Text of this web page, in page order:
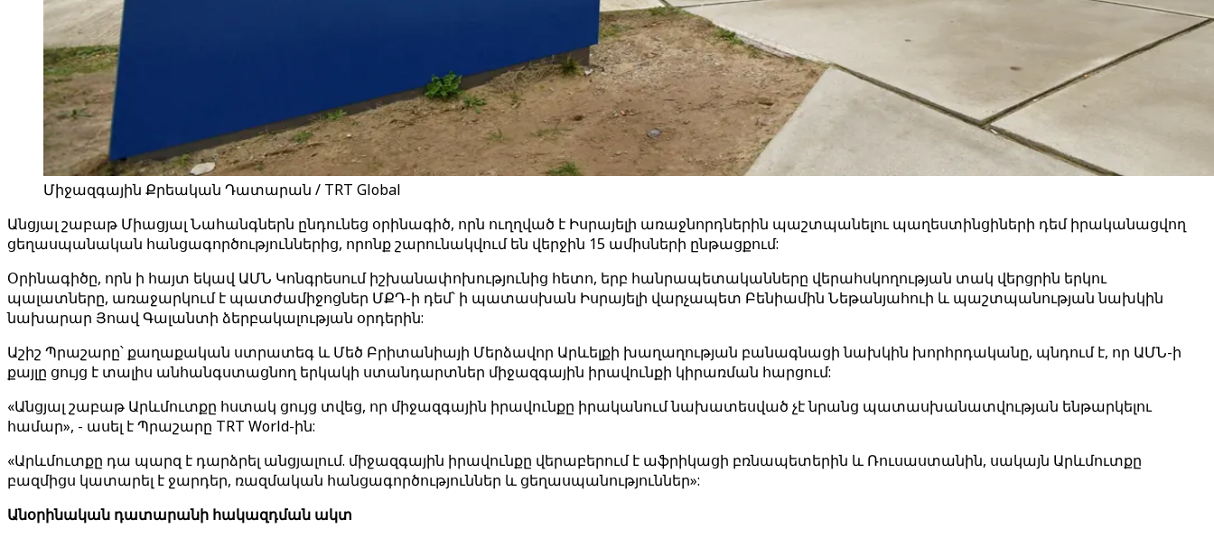
Միջազգային Քրեական Դատարան / TRT Global
Անցյալ շաբաթ Միացյալ Նահանգներն ընդունեց օրինագիծ, որն ուղղված է Իսրայելի առաջնորդներին պաշտպանելու պաղեստինցիների դեմ իրականացվող
ցեղասպանական հանցագործություններից, որոնք շարունակվում են վերջին 15 ամիսների ընթացքում:
Օրինագիծը, որն ի հայտ եկավ ԱՄՆ Կոնգրեսում իշխանափոխությունից հետո, երբ հանրապետականները վերահսկողության տակ վերցրին երկու
պալատները, առաջարկում է պատժամիջոցներ ՄՔԴ-ի դեմ՝ ի պատասխան Իսրայելի վարչապետ Բենիամին Նեթանյահուի և պաշտպանության նախկին
նախարար Յոավ Գալանտի ձերբակալության օրդերին:
Աշիշ Պրաշարը՝ քաղաքական ստրատեգ և Մեծ Բրիտանիայի Մերձավոր Արևելքի խաղաղության բանագնացի նախկին խորհրդականը, պնդում է, որ ԱՄՆ-ի
քայլը ցույց է տալիս անհանգստացնող երկակի ստանդարտներ միջազգային իրավունքի կիրառման հարցում:
«Անցյալ շաբաթ Արևմուտքը հստակ ցույց տվեց, որ միջազգային իրավունքը իրականում նախատեսված չէ նրանց պատասխանատվության ենթարկելու
համար», - ասել է Պրաշարը TRT World-ին:
«Արևմուտքը դա պարզ է դարձրել անցյալում. միջազգային իրավունքը վերաբերում է աֆրիկացի բռնապետերին և Ռուսաստանին, սակայն Արևմուտքը
բազմիցս կատարել է ջարդեր, ռազմական հանցագործություններ և ցեղասպանություններ»:
Անօրինական դատարանի հակազդման ակտ